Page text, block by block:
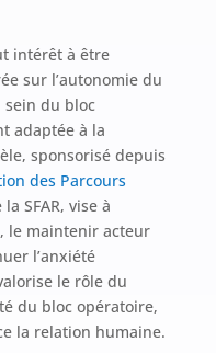
intérêt à être
sur l’autonomie du
du bloc
adaptée à la
sponsorisé depuis
des Parcours
SFAR, vise à
le maintenir acteur
l’anxiété
le rôle du
du bloc opératoire,
la relation humaine.